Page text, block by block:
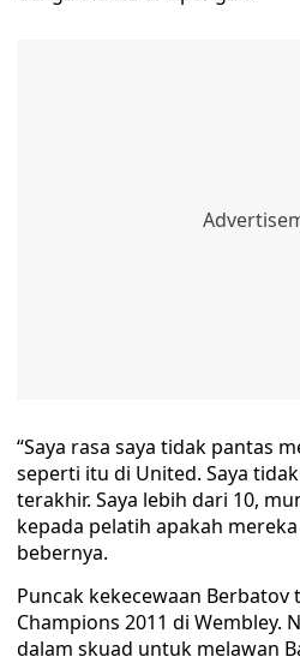
“Saya rasa saya tidak pantas
seperti itu di United. Saya
terakhir. Saya lebih dari 10,
kepada pelatih apakah
bebernya.
Puncak kekecewaan Berbatov
Champions 2011 di Wembley.
dalam skuad untuk melawan